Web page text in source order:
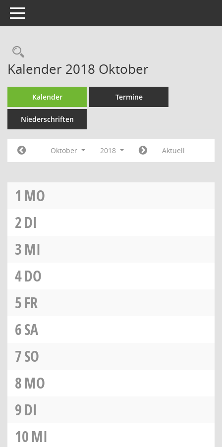
Toggle navigation
Rechercheauswahl
Kalender 2018 Oktober
Kalender Termine
Niederschriften
Oktober 2018 Aktuell
1 MO
2DI
3MI
4DO
5FR
6SA
7SO
8MO
9DI
10MI